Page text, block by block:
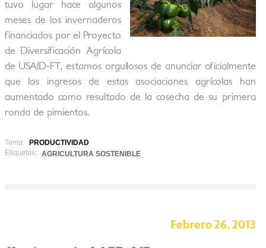
tuvo lugar hace algunos
meses de los invernaderos
financiados por el Proyecto
de Diversificación Agrícola
de USAID-FT, estamos orgullosos de anunciar oficialmente
que los ingresos de estas asociaciones agrícolas han
aumentado como resultado de la cosecha de su primera
ronda de pimientos.
Tema:
PRODUCTIVIDAD
Etiquetas:
AGRICULTURA SOSTENIBLE
Febrero 26, 2013